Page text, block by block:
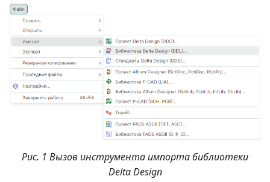
Рис. 1 Вызов инструмента импорта библиотеки
Delta Design